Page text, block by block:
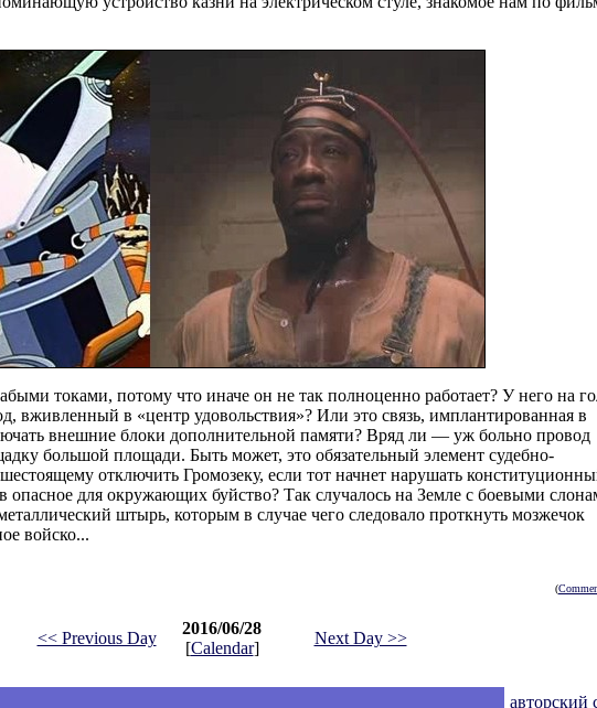
токами, потому что иначе он не так полноценно работает? У него на
вживленный в «центр удовольствия»? Или это связь, имплантированная в
внешние блоки дополнительной памяти? Вряд ли — уж больно провод
большой площади. Быть может, это обязательный элемент судебно-
отключить Громозеку, если тот начнет нарушать
опасное для окружающих буйство? Так случалось на Земле с боевыми
штырь, которым в случае чего следовало проткнуть мозжечок
войско...
(
<< Previous Day
2016/06/28
[Calendar]
Next Day >>
авторский